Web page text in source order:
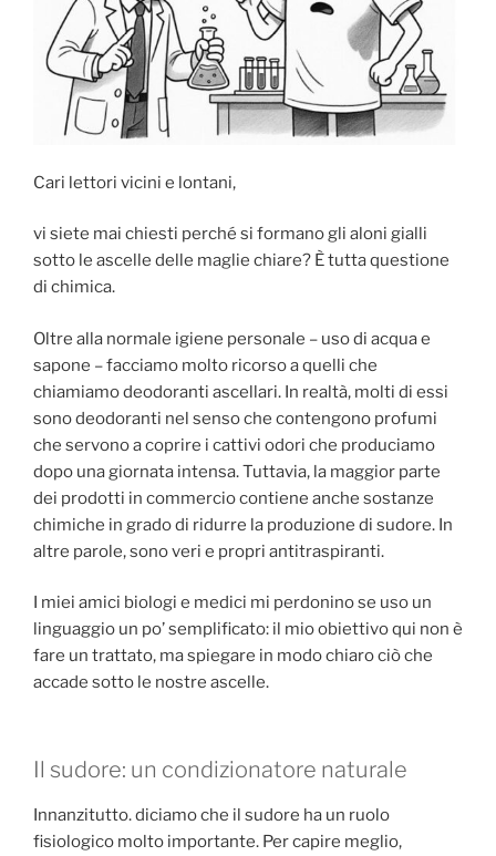
Cari lettori vicini e lontani,
vi siete mai chiesti perché si formano gli aloni gialli
sotto le ascelle delle maglie chiare? È tutta questione
di chimica.
Oltre alla normale igiene personale – uso di acqua e
sapone – facciamo molto ricorso a quelli che
chiamiamo deodoranti ascellari. In realtà, molti di essi
sono deodoranti nel senso che contengono profumi
che servono a coprire i cattivi odori che produciamo
dopo una giornata intensa. Tuttavia, la maggior parte
dei prodotti in commercio contiene anche sostanze
chimiche in grado di ridurre la produzione di sudore. In
altre parole, sono veri e propri antitraspiranti.
I miei amici biologi e medici mi perdonino se uso un
linguaggio un po’ semplificato: il mio obiettivo qui non è
fare un trattato, ma spiegare in modo chiaro ciò che
accade sotto le nostre ascelle.
Il sudore: un condizionatore naturale
Innanzitutto. diciamo che il sudore ha un ruolo
fisiologico molto importante. Per capire meglio,